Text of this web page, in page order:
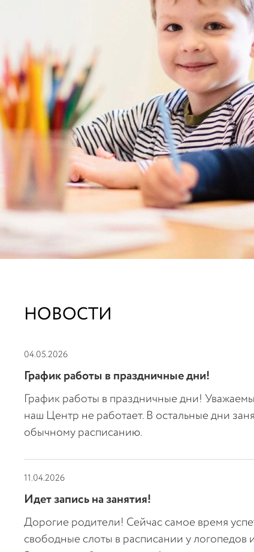
НОВОСТИ
04.05.2026
График работы в праздничные дни!
График работы в праздничные дни!
наш Центр не работает. В остальные дни
обычному расписанию.
11.04.2026
Идет запись на занятия!
Дорогие родители! Сейчас самое время
свободные слоты в расписании у логопедов